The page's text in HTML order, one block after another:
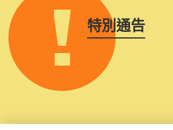
特別通告